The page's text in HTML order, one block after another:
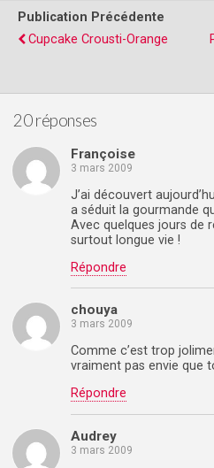
Publication Précédente
Cupcake Crousti-Orange
20 réponses
Françoise
3 mars 2009
J’ai découvert
a séduit la gourmande
Avec quelques jours de
surtout longue vie !
Répondre
chouya
3 mars 2009
Comme c’est trop
vraiment pas envie que
Répondre
Audrey
3 mars 2009